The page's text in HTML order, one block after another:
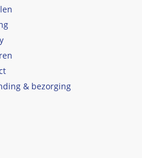
& bezorging